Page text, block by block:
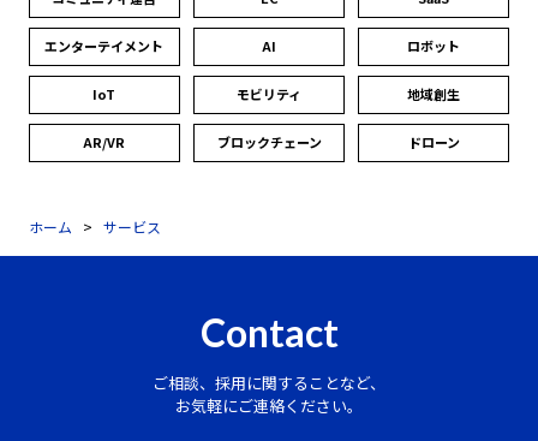
エンターテイメント AI ロボット
IoT モビリティ 地域創生
AR/VR ブロックチェーン ドローン
ホーム サービス
Contact
ご相談、採用に関することなど、
お気軽にご連絡ください。